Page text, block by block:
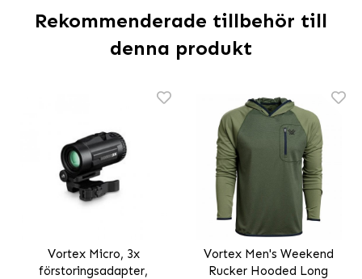
Rekommenderade tillbehör till
denna produkt
Vortex Micro, 3x
förstoringsadapter,
Vortex Men's Weekend
Rucker Hooded Long